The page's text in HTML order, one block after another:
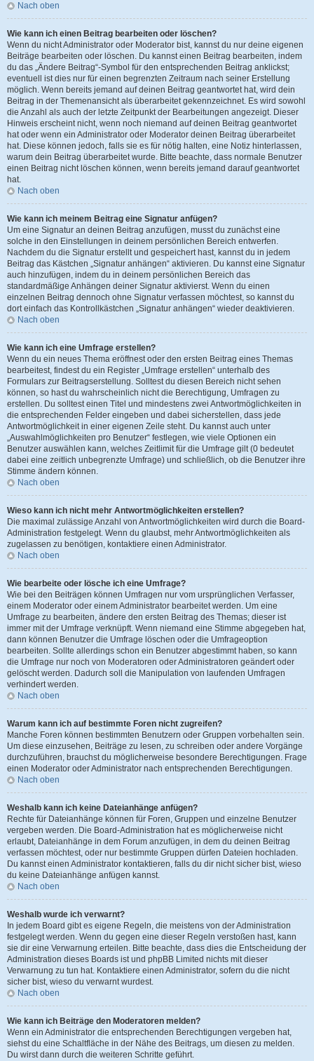
Nach oben
Wie kann ich einen Beitrag bearbeiten oder löschen?
Wenn du nicht Administrator oder Moderator bist, kannst du nur deine eigenen
Beiträge bearbeiten oder löschen. Du kannst einen Beitrag bearbeiten, indem
du das „Ändere Beitrag“-Symbol für den entsprechenden Beitrag anklickst;
eventuell ist dies nur für einen begrenzten Zeitraum nach seiner Erstellung
möglich. Wenn bereits jemand auf deinen Beitrag geantwortet hat, wird dein
Beitrag in der Themenansicht als überarbeitet gekennzeichnet. Es wird sowohl
die Anzahl als auch der letzte Zeitpunkt der Bearbeitungen angezeigt. Dieser
Hinweis erscheint nicht, wenn noch niemand auf deinen Beitrag geantwortet
hat oder wenn ein Administrator oder Moderator deinen Beitrag überarbeitet
hat. Diese können jedoch, falls sie es für nötig halten, eine Notiz hinterlassen,
warum dein Beitrag überarbeitet wurde. Bitte beachte, dass normale Benutzer
einen Beitrag nicht löschen können, wenn bereits jemand darauf geantwortet
hat.
Nach oben
Wie kann ich meinem Beitrag eine Signatur anfügen?
Um eine Signatur an deinen Beitrag anzufügen, musst du zunächst eine
solche in den Einstellungen in deinem persönlichen Bereich entwerfen.
Nachdem du die Signatur erstellt und gespeichert hast, kannst du in jedem
Beitrag das Kästchen „Signatur anhängen“ aktivieren. Du kannst eine Signatur
auch hinzufügen, indem du in deinem persönlichen Bereich das
standardmäßige Anhängen deiner Signatur aktivierst. Wenn du einen
einzelnen Beitrag dennoch ohne Signatur verfassen möchtest, so kannst du
dort einfach das Kontrollkästchen „Signatur anhängen“ wieder deaktivieren.
Nach oben
Wie kann ich eine Umfrage erstellen?
Wenn du ein neues Thema eröffnest oder den ersten Beitrag eines Themas
bearbeitest, findest du ein Register „Umfrage erstellen“ unterhalb des
Formulars zur Beitragserstellung. Solltest du diesen Bereich nicht sehen
können, so hast du wahrscheinlich nicht die Berechtigung, Umfragen zu
erstellen. Du solltest einen Titel und mindestens zwei Antwortmöglichkeiten in
die entsprechenden Felder eingeben und dabei sicherstellen, dass jede
Antwortmöglichkeit in einer eigenen Zeile steht. Du kannst auch unter
„Auswahlmöglichkeiten pro Benutzer“ festlegen, wie viele Optionen ein
Benutzer auswählen kann, welches Zeitlimit für die Umfrage gilt (0 bedeutet
dabei eine zeitlich unbegrenzte Umfrage) und schließlich, ob die Benutzer ihre
Stimme ändern können.
Nach oben
Wieso kann ich nicht mehr Antwortmöglichkeiten erstellen?
Die maximal zulässige Anzahl von Antwortmöglichkeiten wird durch die Board-
Administration festgelegt. Wenn du glaubst, mehr Antwortmöglichkeiten als
zugelassen zu benötigen, kontaktiere einen Administrator.
Nach oben
Wie bearbeite oder lösche ich eine Umfrage?
Wie bei den Beiträgen können Umfragen nur vom ursprünglichen Verfasser,
einem Moderator oder einem Administrator bearbeitet werden. Um eine
Umfrage zu bearbeiten, ändere den ersten Beitrag des Themas; dieser ist
immer mit der Umfrage verknüpft. Wenn niemand eine Stimme abgegeben hat,
dann können Benutzer die Umfrage löschen oder die Umfrageoption
bearbeiten. Sollte allerdings schon ein Benutzer abgestimmt haben, so kann
die Umfrage nur noch von Moderatoren oder Administratoren geändert oder
gelöscht werden. Dadurch soll die Manipulation von laufenden Umfragen
verhindert werden.
Nach oben
Warum kann ich auf bestimmte Foren nicht zugreifen?
Manche Foren können bestimmten Benutzern oder Gruppen vorbehalten sein.
Um diese einzusehen, Beiträge zu lesen, zu schreiben oder andere Vorgänge
durchzuführen, brauchst du möglicherweise besondere Berechtigungen. Frage
einen Moderator oder Administrator nach entsprechenden Berechtigungen.
Nach oben
Weshalb kann ich keine Dateianhänge anfügen?
Rechte für Dateianhänge können für Foren, Gruppen und einzelne Benutzer
vergeben werden. Die Board-Administration hat es möglicherweise nicht
erlaubt, Dateianhänge in dem Forum anzufügen, in dem du deinen Beitrag
verfassen möchtest, oder nur bestimmte Gruppen dürfen Dateien hochladen.
Du kannst einen Administrator kontaktieren, falls du dir nicht sicher bist, wieso
du keine Dateianhänge anfügen kannst.
Nach oben
Weshalb wurde ich verwarnt?
In jedem Board gibt es eigene Regeln, die meistens von der Administration
festgelegt werden. Wenn du gegen eine dieser Regeln verstoßen hast, kann
sie dir eine Verwarnung erteilen. Bitte beachte, dass dies die Entscheidung der
Administration dieses Boards ist und phpBB Limited nichts mit dieser
Verwarnung zu tun hat. Kontaktiere einen Administrator, sofern du die nicht
sicher bist, wieso du verwarnt wurdest.
Nach oben
Wie kann ich Beiträge den Moderatoren melden?
Wenn ein Administrator die entsprechenden Berechtigungen vergeben hat,
siehst du eine Schaltfläche in der Nähe des Beitrags, um diesen zu melden.
Du wirst dann durch die weiteren Schritte geführt.